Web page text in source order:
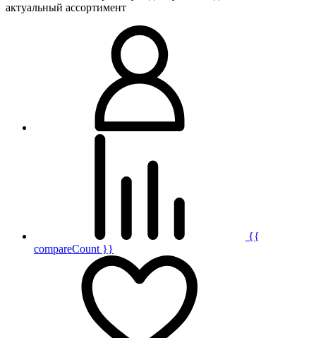
актуальный ассортимент
{{
compareCount }}